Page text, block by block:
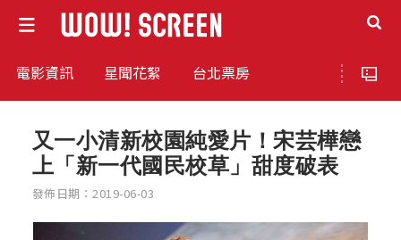
電影資訊 星聞花絮 台北票房
又一小清新校園純愛片！宋芸樺戀
上「新一代國民校草」甜度破表
發佈日期：2019-06-03